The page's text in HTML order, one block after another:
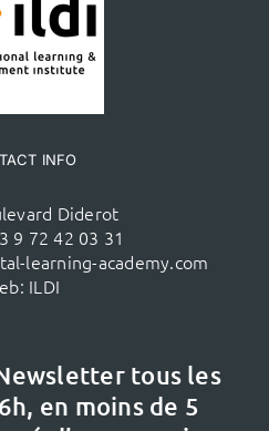
INFO
Diderot
9 72 42 03 31
learning-academy.com
ILDI
tous les
en moins de 5